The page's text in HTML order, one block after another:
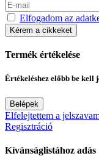
Elfogadom az
Kérem a cikkeket
Termék értékelése
Értékeléshez előbb be kell
Belépek
Elfelejtettem a
Regisztráció
Kívánságlistához adás